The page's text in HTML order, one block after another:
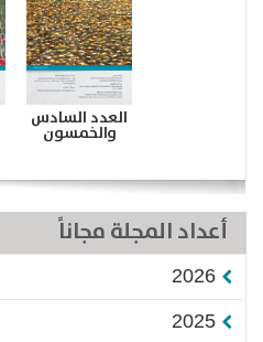
العدد السادس
والخمسون
أعداد المجلة مجاناً
2026
2025